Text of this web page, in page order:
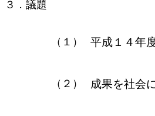
３．議題
（１） 平成１４年
（２） 成果を社会